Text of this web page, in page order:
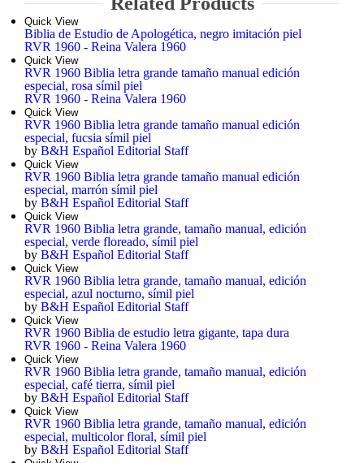
Quick View
Biblia de Estudio de Apologética, negro imitación piel
RVR 1960 - Reina Valera 1960
Quick View
RVR 1960 Biblia letra grande tamaño manual edición
especial, rosa símil piel
RVR 1960 - Reina Valera 1960
Quick View
RVR 1960 Biblia letra grande tamaño manual edición
especial, fucsia símil piel
by B&H Español Editorial Staff
Quick View
RVR 1960 Biblia letra grande tamaño manual edición
especial, marrón símil piel
by B&H Español Editorial Staff
Quick View
RVR 1960 Biblia letra grande, tamaño manual, edición
especial, verde floreado, símil piel
by B&H Español Editorial Staff
Quick View
RVR 1960 Biblia letra grande, tamaño manual, edición
especial, azul nocturno, símil piel
by B&H Español Editorial Staff
Quick View
RVR 1960 Biblia de estudio letra gigante, tapa dura
RVR 1960 - Reina Valera 1960
Quick View
RVR 1960 Biblia letra grande, tamaño manual, edición
especial, café tierra, símil piel
by B&H Español Editorial Staff
Quick View
RVR 1960 Biblia letra grande, tamaño manual, edición
especial, multicolor floral, símil piel
by B&H Español Editorial Staff